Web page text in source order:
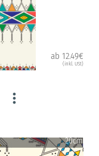
ab 12.49€
(inkl. USt)
20cm